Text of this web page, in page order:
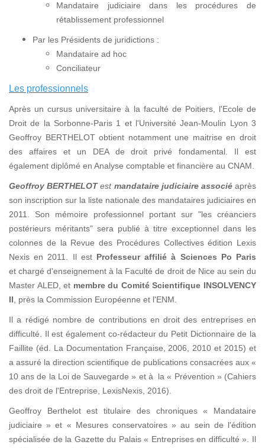
Mandataire judiciaire dans les procédures de
rétablissement professionnel
Par les Présidents de juridictions :
Mandataire ad hoc
Conciliateur
Les professionnels
Après un cursus universitaire à la faculté de Poitiers, l'Ecole de
Droit de la Sorbonne-Paris 1 et l'Université Jean-Moulin Lyon 3
Geoffroy BERTHELOT obtient notamment une maitrise en droit
des affaires et un DEA de droit privé fondamental. Il est
également diplômé en Analyse comptable et financière au CNAM.
Geoffroy BERTHELOTest mandataire judiciaire associéaprès
son inscription sur la liste nationale des mandataires judiciaires en
2011. Son mémoire professionnel portant sur "les créanciers
postérieurs méritants" sera publié à titre exceptionnel dans les
colonnes de la Revue des Procédures Collectives édition Lexis
Nexis en 2011. Il est Professeur affilié à Sciences Po Paris
et chargé d'enseignement à la Faculté de droit de Nice au sein du
Master ALED, et membre du Comité Scientifique INSOLVENCY
II , près la Commission Européenne et l'ENM.
Il a rédigé nombre de contributions en droit des entreprises en
difficulté. Il est également co-rédacteur du Petit Dictionnaire de la
Faillite (éd. La Documentation Française, 2006, 2010 et 2015) et
a assuré la direction scientifique de publications consacrées aux «
10 ans de la Loi de Sauvegarde » et à la « Prévention » (Cahiers
des droit de l'Entreprise, LexisNexis, 2016).
Geoffroy Berthelot est titulaire des chroniques « Mandataire
judiciaire » et « Mesures conservatoires » au sein de l'édition
spécialisée de la Gazette du Palais « Entreprises en difficulté ». Il